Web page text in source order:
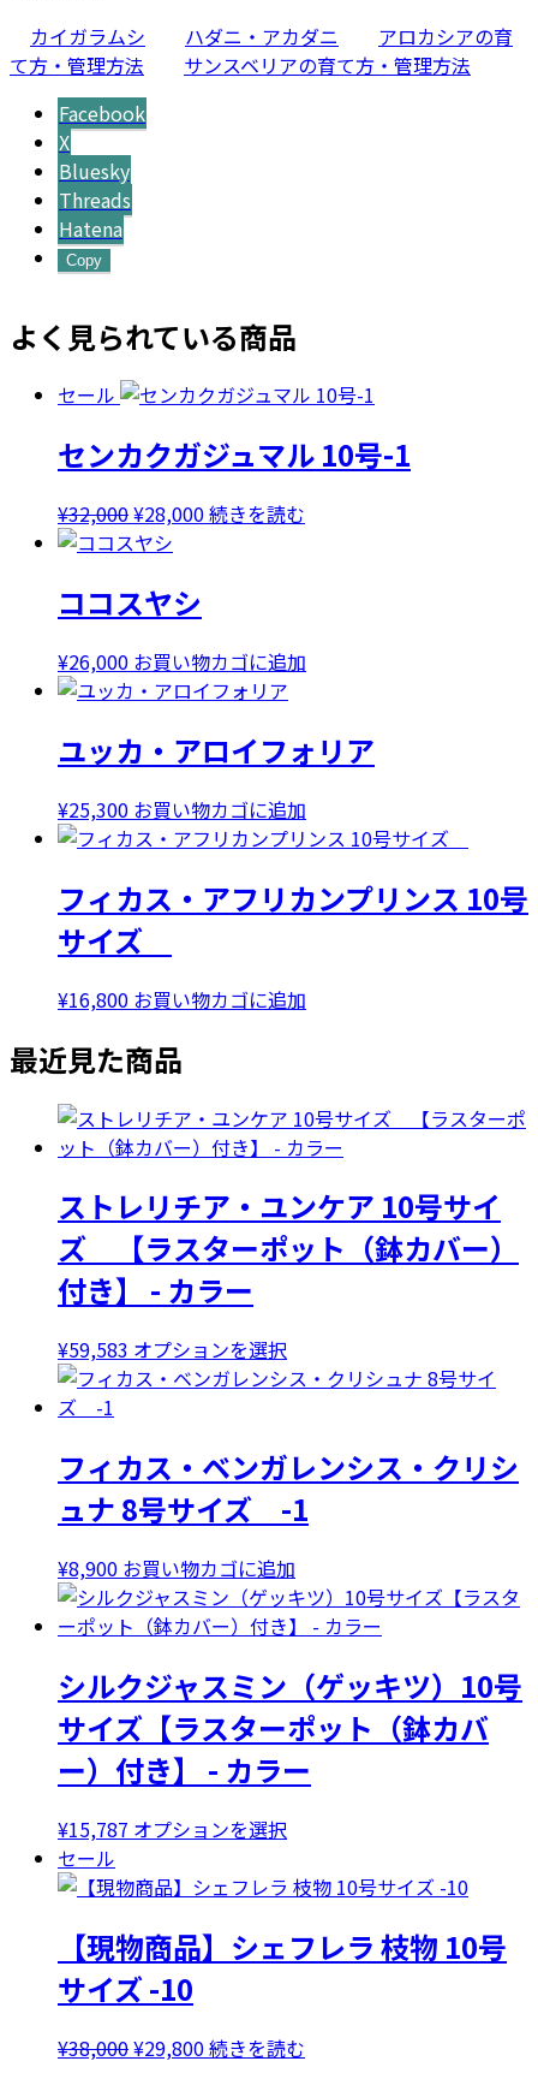
カイガラムシ ハダニ・アカダニ
アロカシアの育
て方・管理方法
サンスベリアの育て方・管理方法
Facebook
X
Bluesky
Threads
Hatena
Copy
よく見られている商品
セール
センカクガジュマル 10号-1
¥32,000元
の
格
は
¥32,000
で
た。
¥28,000現
は
¥28,000
す。
続きを読む
ココスヤシ
¥26,000 お買い物カゴに追加
ユッカ・アロイフォリア
¥25,300 お買い物カゴに追加
フィカス・アフリカンプリンス 10号
サイズ
¥16,800 お買い物カゴに追加
最近見た商品
ストレリチア・ユンケア 10号サイ
ズ 【ラスターポット（鉢カバー）
付き】 - カラー
¥59,583 オプションを選択
の
に
は
複
の
バ
リ
ー
シ
ョ
ン
あ
ま
オ
ョ
フィカス・ベンガレンシス・クリシ
ュナ 8号サイズ -1
¥8,900 お買い物カゴに追加
シルクジャスミン（ゲッキツ）10号
サイズ【ラスターポット（鉢カバ
ー）付き】 - カラー
¥15,787 オプションを選択
商
に
は
の
セール
【現物商品】シェフレラ 枝物 10号
サイズ -10
¥38,000元
¥29,800現
続きを読む